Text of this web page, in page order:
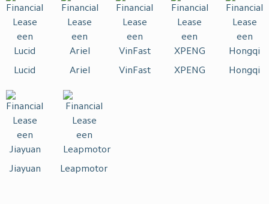
Lucid Ariel VinFast XPENG Hongqi
Jiayuan Leapmotor